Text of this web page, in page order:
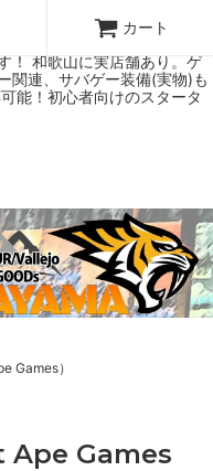
インショップです！ ウォー
！ボードゲームもメジャーど
！ 和歌山に実店舗あり。ゲ
関連、サバゲー装備(実物)も
能！初心者向けのスタータ
カート
Games）
Ape Games